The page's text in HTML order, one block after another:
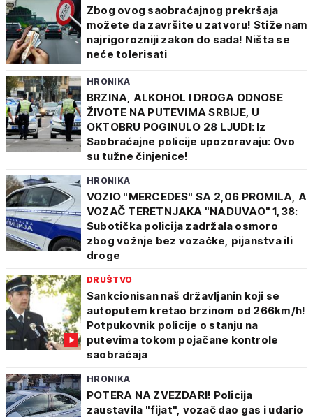
Zbog ovog saobraćajnog prekršaja
možete da završite u zatvoru! Stiže nam
najrigorozniji zakon do sada! Ništa se
neće tolerisati
HRONIKA
BRZINA, ALKOHOL I DROGA ODNOSE
ŽIVOTE NA PUTEVIMA SRBIJE, U
OKTOBRU POGINULO 28 LJUDI: Iz
Saobraćajne policije upozoravaju: Ovo
su tužne činjenice!
HRONIKA
VOZIO "MERCEDES" SA 2,06 PROMILA, A
VOZAČ TERETNJAKA "NADUVAO" 1,38:
Subotička policija zadržala osmoro
zbog vožnje bez vozačke, pijanstva ili
droge
DRUŠTVO
Sankcionisan naš državljanin koji se
autoputem kretao brzinom od 266km/h!
Potpukovnik policije o stanju na
putevima tokom pojačane kontrole
saobraćaja
HRONIKA
POTERA NA ZVEZDARI! Policija
zaustavila "fijat", vozač dao gas i udario